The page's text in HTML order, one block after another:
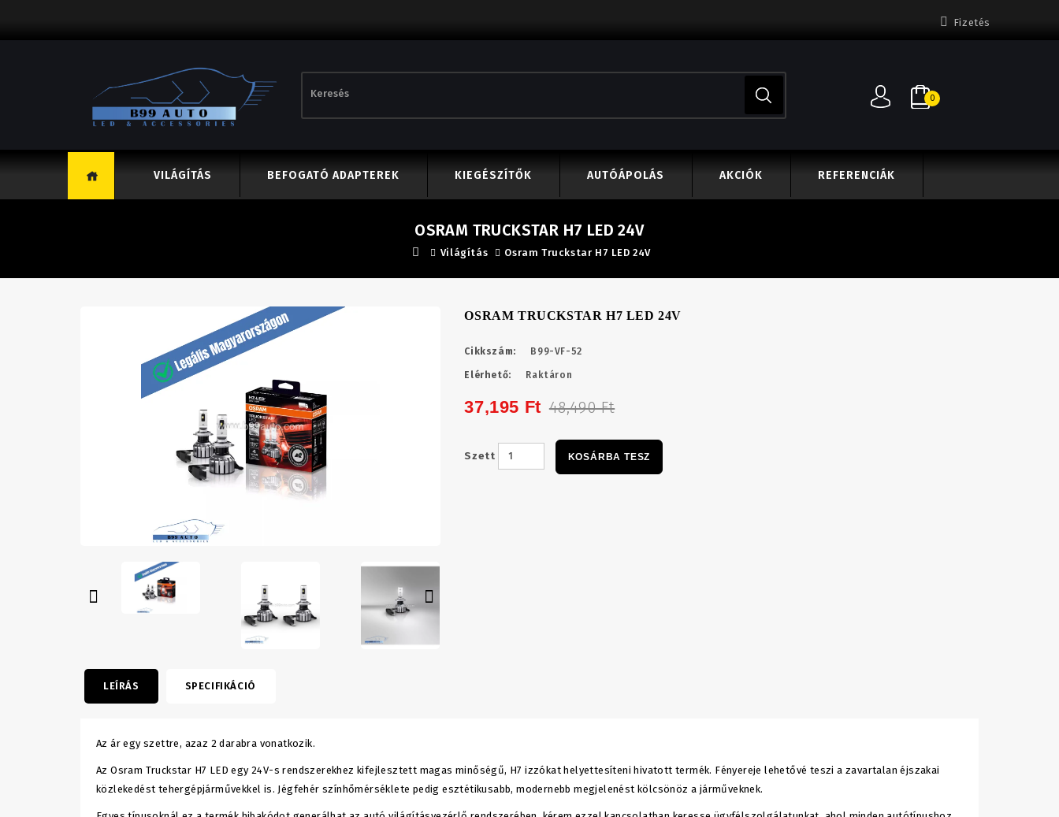
Fizetés
0
VILÁGÍTÁS BEFOGATÓ ADAPTEREK KIEGÉSZÍTŐK AUTÓÁPOLÁS AKCIÓK REFERENCIÁK
OSRAM TRUCKSTAR H7 LED 24V
Világítás Osram Truckstar H7 LED 24V
OSRAM TRUCKSTAR H7 LED 24V
Cikkszám: B99-VF-52
Elérhető: Raktáron
37,195 Ft 48,490 Ft
Szett KOSÁRBA TESZ
LEÍRÁS SPECIFIKÁCIÓ
Az ár egy szettre, azaz 2 darabra vonatkozik.
Az Osram Truckstar H7 LED egy 24V-s rendszerekhez kifejlesztett magas minőségű, H7 izzókat helyettesíteni hivatott termék. Fényereje lehetővé teszi a zavartalan éjszakai
közlekedést tehergépjárművekkel is. Jégfehér színhőmérséklete pedig esztétikusabb, modernebb megjelenést kölcsönöz a járműveknek.